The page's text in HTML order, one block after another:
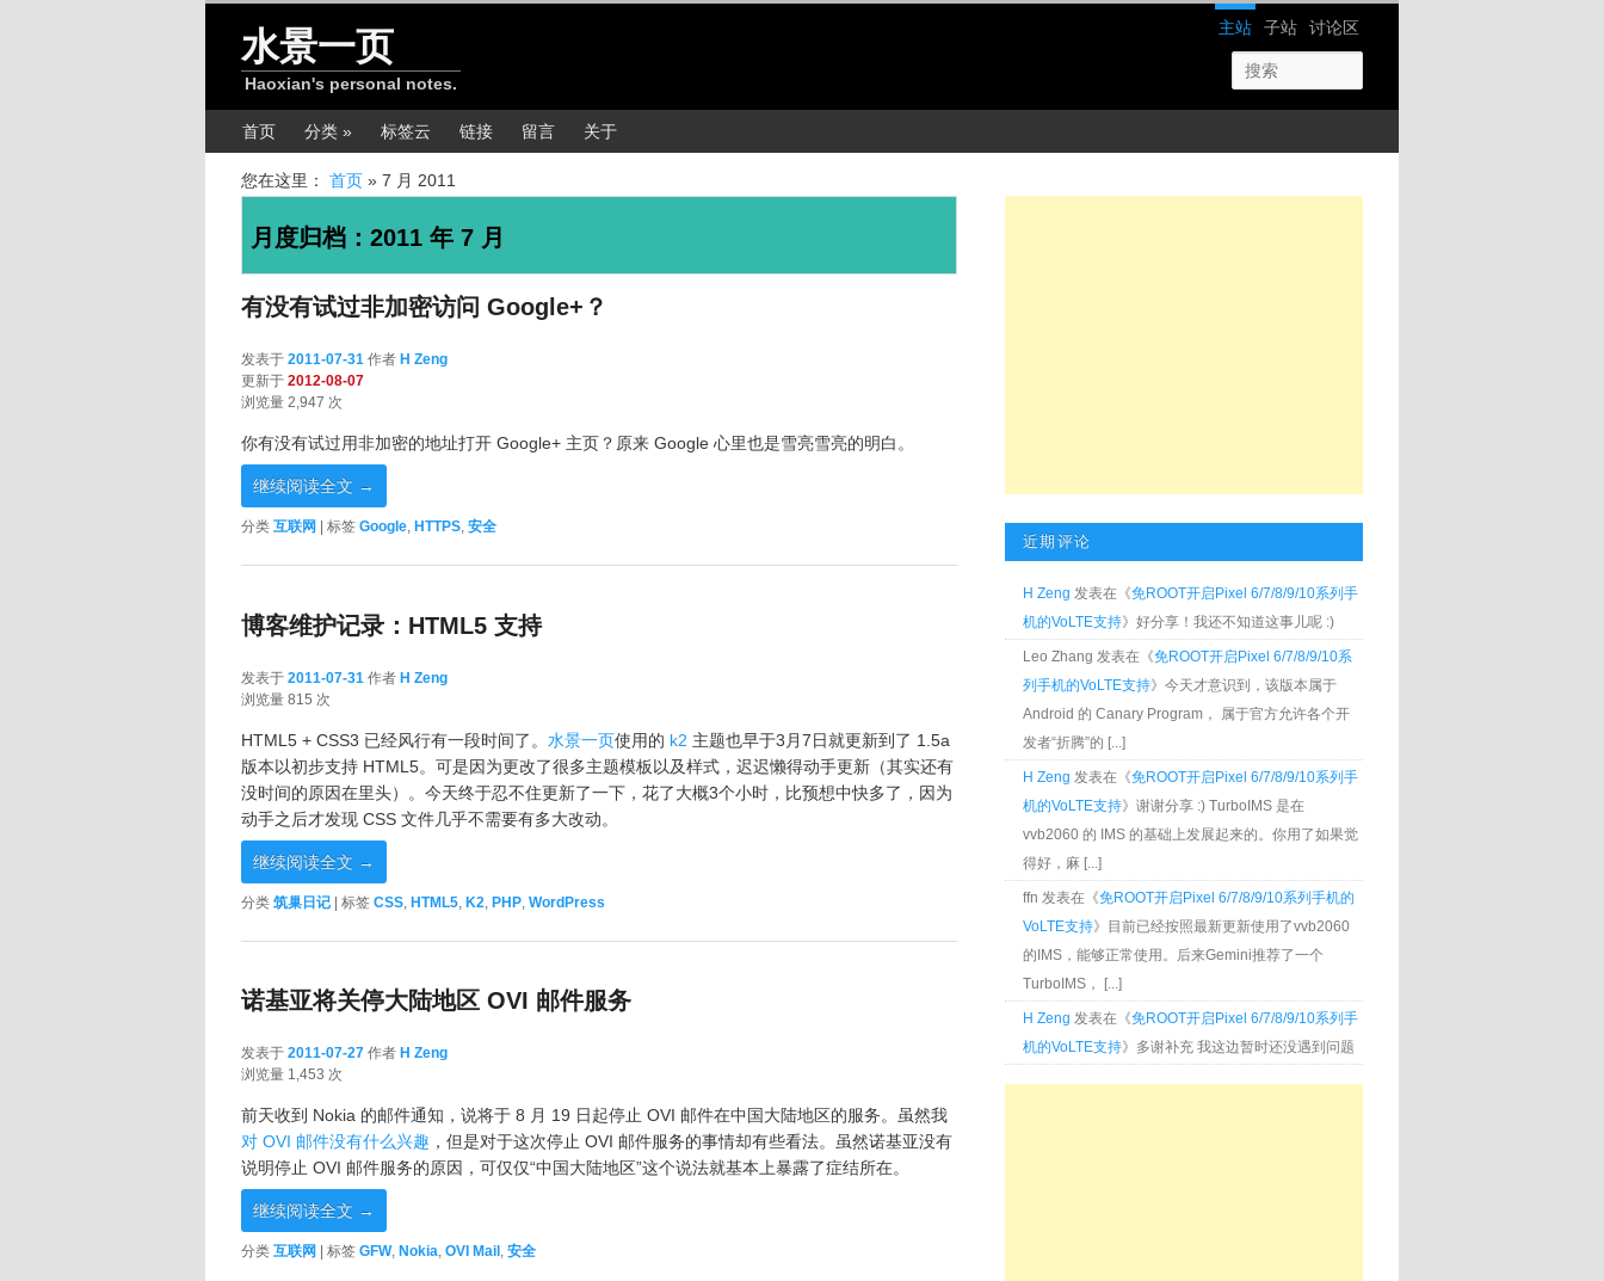
网站导航
主站 子站 讨论区
水景一页
Haoxian's personal notes.
主菜单首页 分类 » 标签云 链接 留言 关于
您在这里： 首页 » 7 月 2011
月度归档： 2011 年 7 月
有没有试过非加密访问 Google+？
发表于 2011-07-31 作者 H Zeng
更新于 2012-08-07
浏览量 2,947 次
你有没有试过用非加密的地址打开 Google+ 主页？原来 Google 心里也是雪亮雪亮的明白。
继续阅读全文 →
分类 互联网 标签 Google, HTTPS, 安全
博客维护记录：HTML5 支持
发表于 2011-07-31 作者 H Zeng
浏览量 815 次
HTML5 + CSS3 已经风行有一段时间了。 水景一页使用的 k2 主题也早于3月7日就更新到了 1.5a
版本以初步支持 HTML5。可是因为更改了很多主题模板以及样式，迟迟懒得动手更新（其实还有
没时间的原因在里头）。今天终于忍不住更新了一下，花了大概3个小时，比预想中快多了，因为
动手之后才发现 CSS 文件几乎不需要有多大改动。
继续阅读全文 →
分类 筑巢日记 | 标签 CSS, HTML5, K2, PHP, WordPress
诺基亚将关停大陆地区 OVI 邮件服务
发表于 2011-07-27 作者 H Zeng
浏览量 1,453 次
前天收到 Nokia 的邮件通知，说将于 8 月 19 日起停止 OVI 邮件在中国大陆地区的服务。虽然我
对 OVI 邮件没有什么兴趣 ，但是对于这次停止 OVI 邮件服务的事情却有些看法。虽然诺基亚没有
说明停止 OVI 邮件服务的原因，可仅仅“中国大陆地区”这个说法就基本上暴露了症结所在。
继续阅读全文 →
分类 互联网 标签 GFW, Nokia, OVI Mail , 安全
近期评论
H Zeng 发表在《免ROOT开启Pixel 6/7/8/9/10系列手
机的VoLTE支持》好分享！我还不知道这事儿呢 :)
Leo Zhang 发表在《免ROOT开启Pixel 6/7/8/9/10系
列手机的VoLTE支持》今天才意识到，该版本属于
Android 的 Canary Program， 属于官方允许各个开
发者“折腾”的 [...]
H Zeng 发表在《免ROOT开启Pixel 6/7/8/9/10系列手
机的VoLTE支持》谢谢分享 :) TurboIMS 是在
vvb2060 的 IMS 的基础上发展起来的。你用了如果觉
得好，麻 [...]
ffn 发表在《免ROOT开启Pixel 6/7/8/9/10系列手机的
VoLTE支持》目前已经按照最新更新使用了vvb2060
的IMS，能够正常使用。后来Gemini推荐了一个
TurboIMS， [...]
H Zeng 发表在《免ROOT开启Pixel 6/7/8/9/10系列手
机的VoLTE支持》多谢补充 我这边暂时还没遇到问题